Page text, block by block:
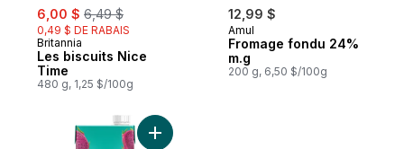
sale:
6,00 $ , formerly:
6,49 $
0,49 $ DE RABAIS
Britannia
Les biscuits Nice
Time
480 g, 1,25 $/100g
12,99 $
Amul
Fromage fondu 24%
m.g
200 g, 6,50 $/100g
Ajouter Boisson au jus de fruit du dragon